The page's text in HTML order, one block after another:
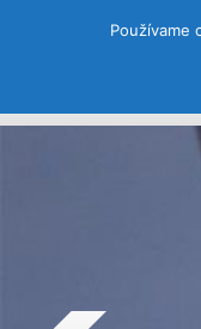
Používame